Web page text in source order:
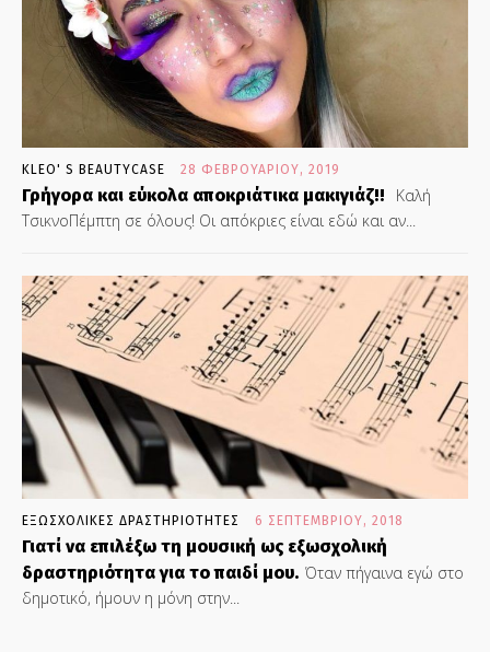
KLEO' S BEAUTYCASE 28 ΦΕΒΡΟΥΑΡΊΟΥ, 2019
Γρήγορα και εύκολα αποκριάτικα μακιγιάζ!!
Καλή
ΤσικνοΠέμπτη σε όλους! Οι απόκριες είναι εδώ και αν...
ΕΞΩΣΧΟΛΙΚΕΣ ΔΡΑΣΤΗΡΙΟΤΗΤΕΣ 6 ΣΕΠΤΕΜΒΡΊΟΥ, 2018
Γιατί να επιλέξω τη μουσική ως εξωσχολική
δραστηριότητα για το παιδί μου. Όταν πήγαινα εγώ στο
δημοτικό, ήμουν η μόνη στην...